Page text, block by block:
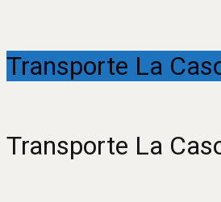
Transporte La
Transporte La